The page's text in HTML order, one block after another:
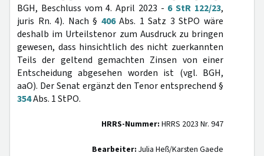
BGH, Beschluss vom 4. April 2023 - 6 StR 122/23,
juris Rn. 4). Nach § 406Abs. 1 Satz 3 StPO wäre
deshalb im Urteilstenor zum Ausdruck zu bringen
gewesen, dass hinsichtlich des nicht zuerkannten
Teils der geltend gemachten Zinsen von einer
Entscheidung abgesehen worden ist (vgl. BGH,
aaO). Der Senat ergänzt den Tenor entsprechend §
354Abs. 1 StPO.
HRRS-Nummer: HRRS 2023 Nr. 947
Bearbeiter: Julia Heß/Karsten Gaede